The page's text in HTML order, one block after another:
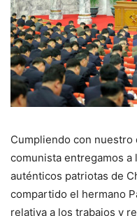
Cumpliendo con
comunista entregamos
auténticos patriotas de
compartido el hermano
relativa a los trabajos y